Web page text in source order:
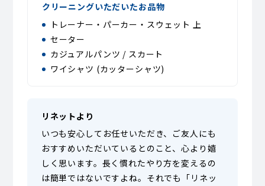
クリーニングいただいたお品物
トレーナー・パーカー・スウェット 上
セーター
カジュアルパンツ / スカート
ワイシャツ (カッターシャツ)
リネットより
いつも安心してお任せいただき、ご友人にも
おすすめいただいているとのこと、心より嬉
しく思います。長く慣れたやり方を変えるの
は簡単ではないですよね。それでも「リネッ